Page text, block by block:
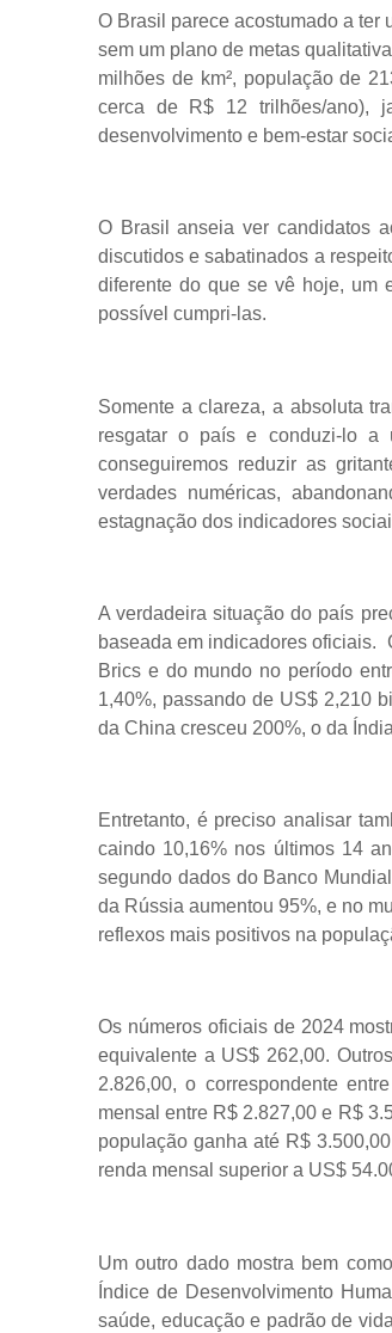
O Brasil parece acostumado a ter
sem um plano de metas
milhões de km², população de
cerca de R$ 12 trilhões/ano),
desenvolvimento e bem-estar
O Brasil anseia ver candidatos
discutidos e sabatinados a
diferente do que se vê hoje, um
possível cumpri-las.
Somente a clareza, a absoluta
resgatar o país e conduzi-lo a
conseguiremos reduzir as
verdades numéricas,
estagnação dos indicadores
A verdadeira situação do país
baseada em indicadores oficiais.
Brics e do mundo no período
1,40%, passando de US$ 2,210
da China cresceu 200%, o da
Entretanto, é preciso analisar
caindo 10,16% nos últimos 14
segundo dados do Banco
da Rússia aumentou 95%, e no
reflexos mais positivos na
Os números oficiais de 2024
equivalente a US$ 262,00.
2.826,00, o correspondente
mensal entre R$ 2.827,00 e R$
população ganha até R$
renda mensal superior a US$
Um outro dado mostra bem
Índice de Desenvolvimento
saúde, educação e padrão de